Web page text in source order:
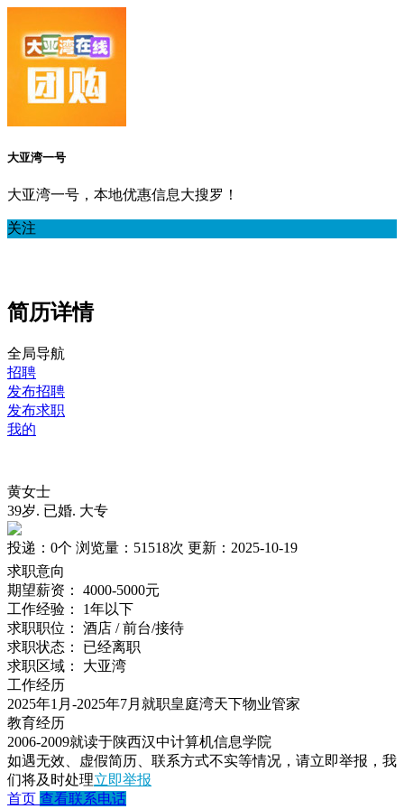
大亚湾一号
大亚湾一号，本地优惠信息大搜罗！
关注
简历详情
全局导航
招聘
发布招聘
发布求职
我的
黄女士
39岁. 已婚. 大专
投递： 0个 浏览量： 51518次 更新： 2025-10-19
求职意向
期望薪资：
4000-5000元
工作经验：
1年以下
求职职位：
酒店 / 前台/接待
求职状态：
已经离职
求职区域：
大亚湾
工作经历
2025年1月-2025年7月就职皇庭湾天下物业管家
教育经历
2006-2009就读于陕西汉中计算机信息学院
如遇无效、虚假简历、联系方式不实等情况，请立即举报，我
们将及时处理立即举报
首页 查看联系电话